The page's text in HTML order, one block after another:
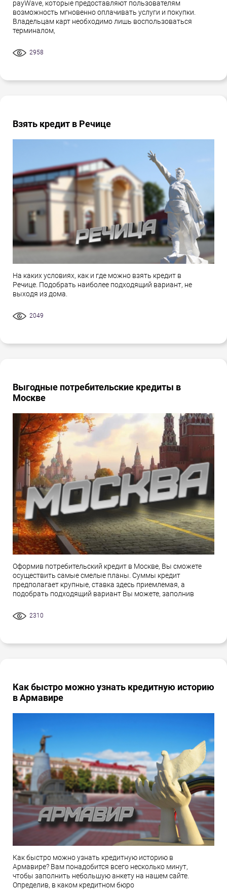
payWave, которые предоставляют пользователям
возможность мгновенно оплачивать услуги и покупки.
Владельцам карт необходимо лишь воспользоваться
терминалом,
2958
Взять кредит в Речице
На каких условиях, как и где можно взять кредит в
Речице. Подобрать наиболее подходящий вариант, не
выходя из дома.
2049
Выгодные потребительские кредиты в
Москве
Оформив потребительский кредит в Москве, Вы сможете
осуществить самые смелые планы. Суммы кредит
предполагает крупные, ставка здесь приемлемая, а
подобрать подходящий вариант Вы можете, заполнив
2310
Как быстро можно узнать кредитную историю
в Армавире
Как быстро можно узнать кредитную историю в
Армавире? Вам понадобится всего несколько минут,
чтобы заполнить небольшую анкету на нашем сайте.
Определив, в каком кредитном бюро